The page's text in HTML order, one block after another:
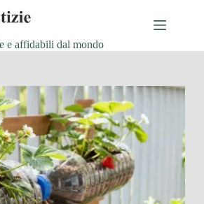
e affidabili dal mondo